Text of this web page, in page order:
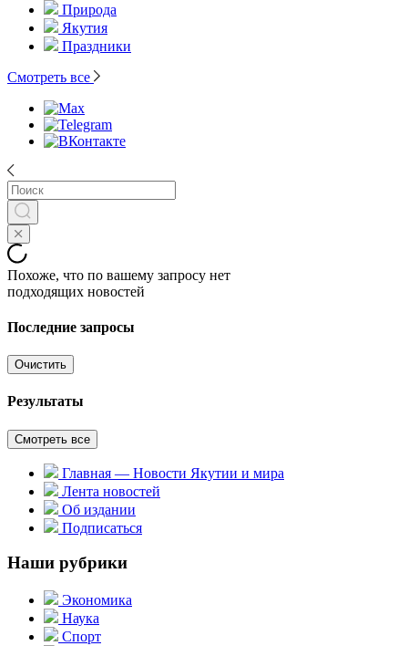
Природа
Якутия
Праздники
Смотреть все
Похоже, что по вашему запросу нет
подходящих новостей
Последние запросы
Очистить
Результаты
Смотреть все
Главная — Новости Якутии и мира
Лента новостей
Об издании
Подписаться
Наши рубрики
Экономика
Наука
Спорт